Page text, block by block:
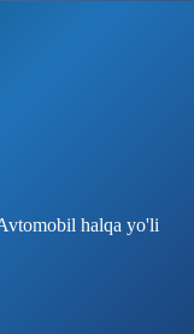
halqa yo'li